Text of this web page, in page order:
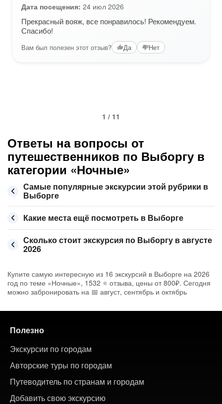
Дата посещения: 24 июл 2026
Прекрасный вояж, все понравилось! Рекомендуем.
Спасибо!
Вам был полезен этот отзыв? Да Нет
1 / 11
Ответы на вопросы от
путешественников по Выборгу в
категории «Ночные»
Самые популярные экскурсии этой рубрики в
Выборге
Какие места ещё посмотреть в Выборге
Сколько стоит экскурсия по Выборгу в августе
2026
Купите самую интересную из 16 экскурсий в Выборге на 2026
год по теме «Ночные», 1532 ⭐ отзыва, цены от 800₽. Сегодня
можно забронировать на 📅 август, сентябрь и октябрь
Полезно
Экскурсии по городам
Авторские туры по городам
Путеводитель по странам и городам
Добавить свою экскурсию